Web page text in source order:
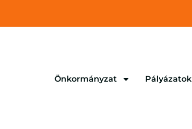
Önkormányzat Pályázatok